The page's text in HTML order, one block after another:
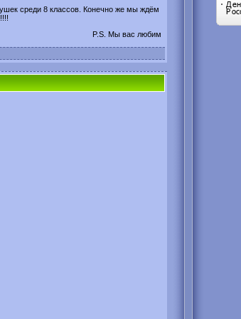
среди 8 классов. Конечно же мы ждём
P.S. Мы вас любим